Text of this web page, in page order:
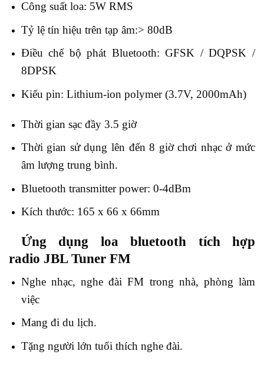
Công suất loa: 5W RMS
Tỷ lệ tín hiệu trên tạp âm:> 80dB
Điều chế bộ phát Bluetooth: GFSK / DQPSK /
8DPSK
Kiểu pin: Lithium-ion polymer (3.7V, 2000mAh)
Thời gian sạc đầy 3.5 giờ
Thời gian sử dụng lên đến 8 giờ chơi nhạc ở mức
âm lượng trung bình.
Bluetooth transmitter power: 0-4dBm
Kích thước: 165 x 66 x 66mm
Ứng dụng loa bluetooth tích hợp
radio JBL Tuner FM
Nghe nhạc, nghe đài FM trong nhà, phòng làm
việc
Mang đi du lịch.
Tặng người lớn tuổi thích nghe đài.